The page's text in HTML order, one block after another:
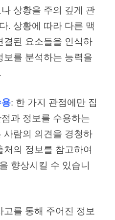
상황을 주의 깊게 관
. 상황에 따라 다른 맥
결된 요소들을 인식하
보를 분석하는 능력을
: 한 가지 관점에만 집
과 정보를 수용하는
사람의 의견을 경청하
의 정보를 참고하여
향상시킬 수 있습니
고를 통해 주어진 정보